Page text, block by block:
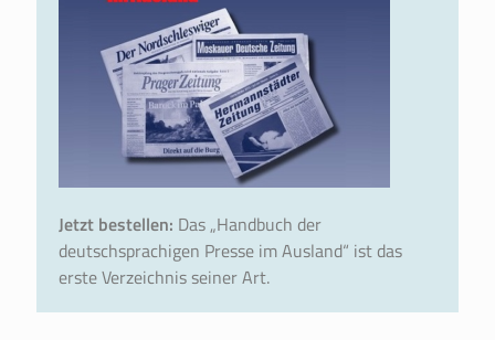
Jetzt bestellen: Das „Handbuch der
deutschsprachigen Presse im Ausland“ ist das
erste Verzeichnis seiner Art.